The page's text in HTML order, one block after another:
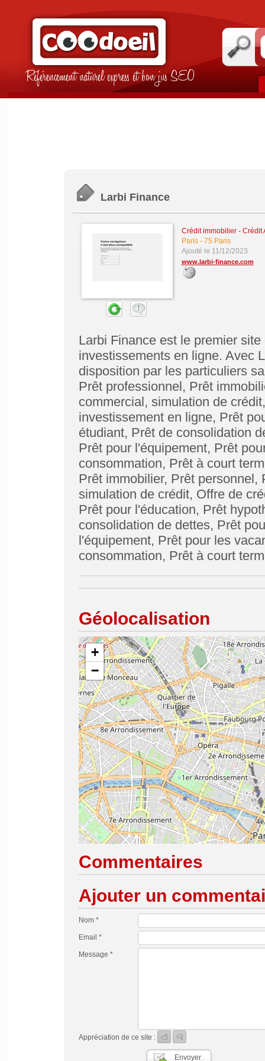
Référencement naturel express et bon jus SEO
Larbi Finance
Crédit immobilier- Crédit
Paris- 75 Paris
Ajouté le 11/12/2023
www.larbi-finance.com
Larbi Finance est le premier
investissements en ligne. Avec
disposition par les particuliers
Prêt professionnel, Prêt
commercial, simulation de
investissement en ligne, Prêt
étudiant, Prêt de consolidation
Prêt pour l'équipement, Prêt
consommation, Prêt à court
Prêt immobilier, Prêt
simulation de crédit, Offre de
Prêt pour l'éducation, Prêt
consolidation de dettes, Prêt
l'équipement, Prêt pour les
consommation, Prêt à court
Géolocalisation
+
−
Commentaires
Ajouter un
Nom *
Email *
Message *
Appréciation de ce site :